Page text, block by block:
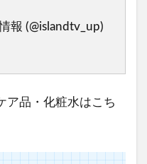
報 (@islandtv_up)
ア品・化粧水はこち